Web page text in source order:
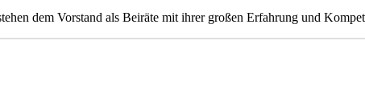
dem Vorstand als Beiräte mit ihrer großen Erfahrung und